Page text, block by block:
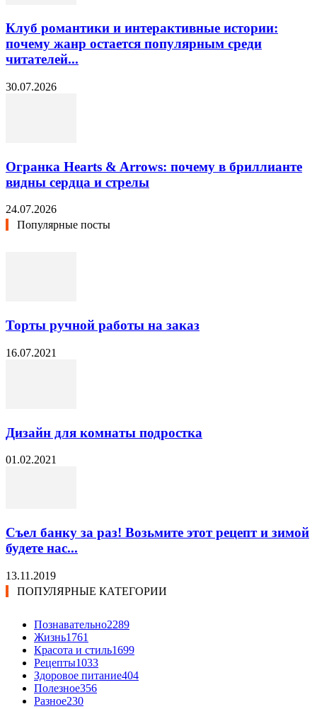
Клуб романтики и интерактивные истории:
почему жанр остается популярным среди
читателей...
30.07.2026
Огранка Hearts & Arrows: почему в бриллианте
видны сердца и стрелы
24.07.2026
Популярные посты
Торты ручной работы на заказ
16.07.2021
Дизайн для комнаты подростка
01.02.2021
Съел банку за раз! Возьмите этот рецепт и зимой
будете нас...
13.11.2019
ПОПУЛЯРНЫЕ КАТЕГОРИИ
Познавательно2289
Жизнь1761
Красота и стиль1699
Рецепты1033
Здоровое питание404
Полезное356
Разное230